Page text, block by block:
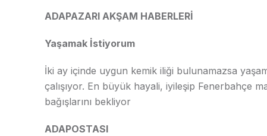
ADAPAZARI AKŞAM HABERLERİ
Yaşamak İstiyorum
İki ay içinde uygun kemik iliği bulunamazsa
çalışıyor. En büyük hayali, iyileşip Fenerbahçe
bağışlarını bekliyor
ADAPOSTASI